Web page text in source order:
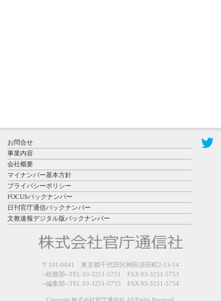
登録有形文
化財となっ
た東北大植
物園八...
日更新
県警等と大
規模災害時
お問合せ
事業内容
会社概要
マイナンバー基本方針
プライバシーポリシー
FOCUSバックナンバー
日刊官庁通信バックナンバー
文教速報デジタル版バックナンバー
〒101-0041 東京都千代田区神田須田町2-13-14
--総務部--TEL 03-3251-5751 FAX 03-3251-5753
--編集部--TEL 03-3251-5755 FAX 03-3251-5754